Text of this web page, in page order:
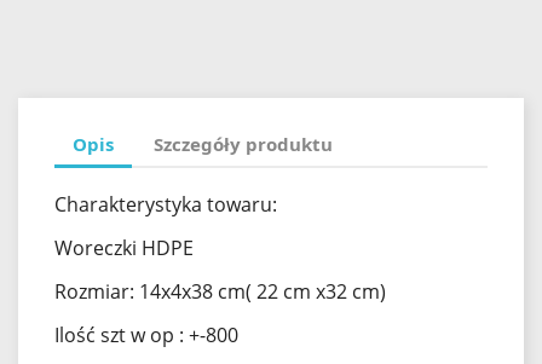
Opis Szczegóły produktu
Charakterystyka towaru:
Woreczki HDPE
Rozmiar: 14x4x38 cm( 22 cm x32 cm)
Ilość szt w op : +-800